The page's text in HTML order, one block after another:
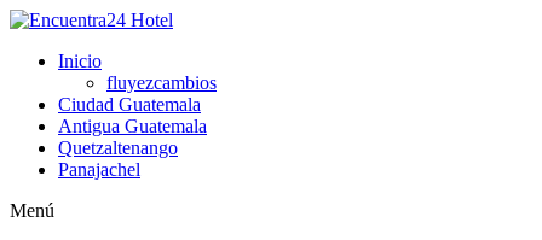
Inicio
fluyezcambios
Ciudad Guatemala
Antigua Guatemala
Quetzaltenango
Panajachel
Menú